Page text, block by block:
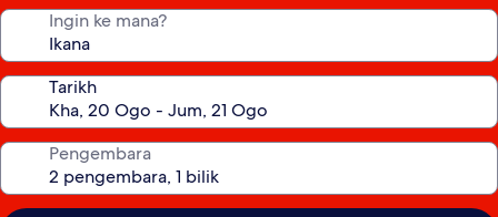
Ingin ke mana?
Tarikh
Pengembara